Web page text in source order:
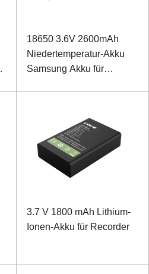
18650 3.6V 2600mAh
Niedertemperatur-Akku
Samsung Akku für
3.7 V 1800 mAh Lithium-
Ionen-Akku für Recorder